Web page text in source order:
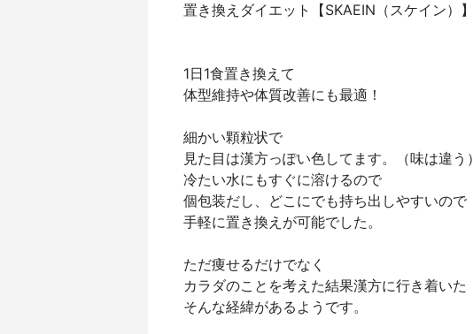
置き換えダイエット【SKAEIN（スケイン）】
1日1食置き換えて
体型維持や体質改善にも最適！
細かい顆粒状で
見た目は漢方っぽい色してます。（味は違う）
冷たい水にもすぐに溶けるので
個包装だし、どこにでも持ち出しやすいので
手軽に置き換えが可能でした。
ただ痩せるだけでなく
カラダのことを考えた結果漢方に行き着いた
そんな経緯があるようです。